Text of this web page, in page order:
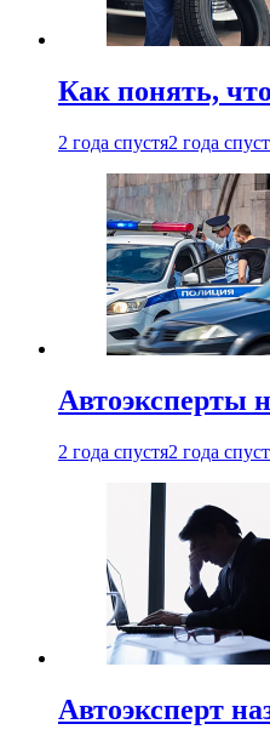
Как понять,
2 года спустя2 года
Автоэксперты
2 года спустя2 года
Автоэксперт